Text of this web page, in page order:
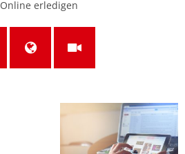
Online erledigen